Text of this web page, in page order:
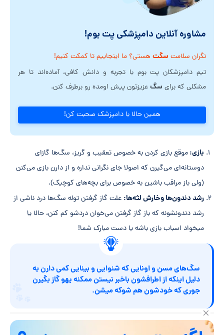
مشاوره آنلاین دامپزشکی پت بوم!
نگران سلامت سگتهستی؟ ما اینجاییم تا کمکت کنیم!
تیم دامپزشکان پت بوم با تجربه و دانش کافی، آماده‌اند تا هر
مشکلی که برای سگعزیزتون پیش اومده رو برطرف کنن.
همین حالا با دامپزشک صحبت کن!
بازی:موقع بازی کردن به خصوص تعقیب و گریز، سگ‌ها گازای
دوستانه‌ای می‌گیرن که اصولا جای نگرانی نداره و از دارن بازی می‌کنن
(ولی باز مراقب باشین به خصوص برای بچه‌های کوچیک).
رشد دندون‌ها وخارش لثه‌ها: علت گاز گرفتن توله سگ‌ها درد ناشی از
رشد دندونشونه که باز گاز گرفتن می‌خوان دردشو کم کنن، حالا یا
میخواد اسباب بازی باشه یا دست مبارک شما!
سگ‌های مسن و اونایی که شنوایی و بینایی کمی دارن به
دلیل اینکه از اطرافشون باخبر نیستن ممکنه یهو گاز بگیرن
جوری که خودشون هم شوکه میشن.